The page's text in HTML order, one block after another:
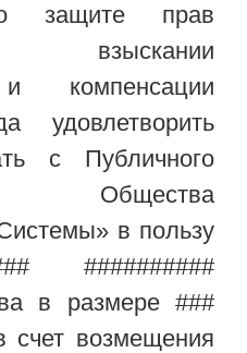
защите прав
взыскании
и компенсации
удовлетворить
с Публичного
Общества
в пользу
##########
в размере ###
счет возмещения